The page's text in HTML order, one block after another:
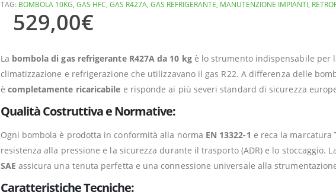
TAG: BOMBOLA 10KG, GAS HFC, GAS R427A, GAS REFRIGERANTE, MANUTENZIONE IMPIANTI,
529,00€
La bombola di gas refrigerante R427A da 10 kgè lo strumento indispensabile per
climatizzazione e refrigerazione che utilizzavano il gas R22. A differenza delle
è completamente ricaricabile e risponde ai più severi standard di sicurezza
Qualità Costruttiva e Normative:
Ogni bombola è prodotta in conformità alla norma EN 13322-1 e reca la marcatura
resistenza alla pressione e la sicurezza durante il trasporto (ADR) e lo stoccaggio.
SAE assicura una tenuta perfetta e una connessione universale alla
Caratteristiche Tecniche: